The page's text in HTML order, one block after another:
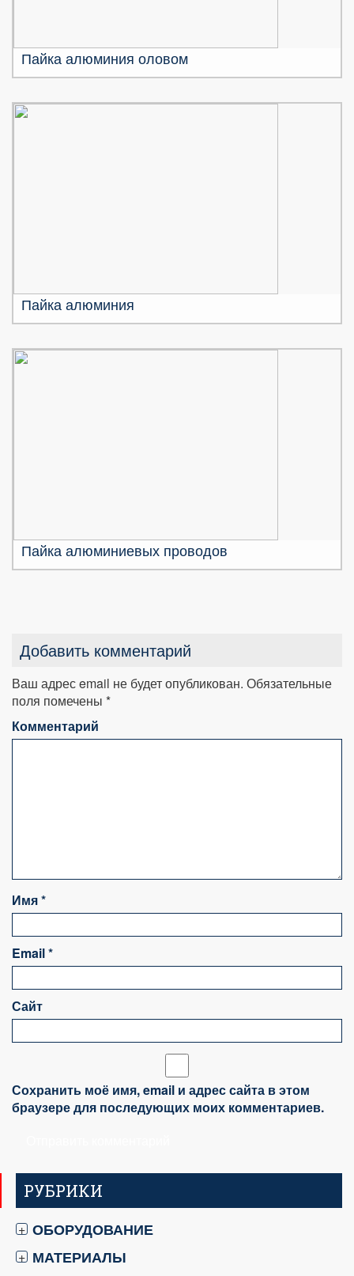
Пайка алюминия оловом
Пайка алюминия
Пайка алюминиевых проводов
Добавить комментарий
Ваш адрес email не будет опубликован. Обязательные
поля помечены *
Комментарий
Имя*
Email*
Сайт
Сохранить моё имя, email и адрес сайта в этом
браузере для последующих моих комментариев.
РУБРИКИ
+ ОБОРУДОВАНИЕ
+ МАТЕРИАЛЫ